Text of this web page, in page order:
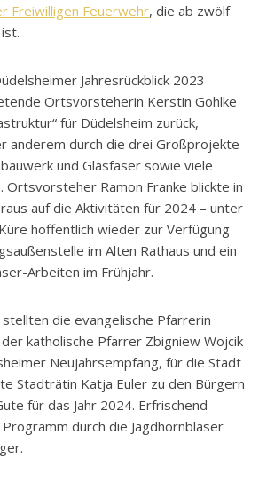
Freiwilligen Feuerwehr, die ab zwölf
Jahresrückblick 2023
Ortsvorsteherin Kerstin Gohlke
für Düdelsheim zurück,
anderem durch die drei Großprojekte
und Glasfaser sowie viele
Ortsvorsteher Ramon Franke blickte in
auf die Aktivitäten für 2024 – unter
hoffentlich wieder zur Verfügung
im Alten Rathaus und ein
Arbeiten im Frühjahr.
die evangelische Pfarrerin
katholische Pfarrer Zbigniew Wojcik
Neujahrsempfang, für die Stadt
Stadträtin Katja Euler zu den Bürgern
für das Jahr 2024. Erfrischend
durch die Jagdhornbläser